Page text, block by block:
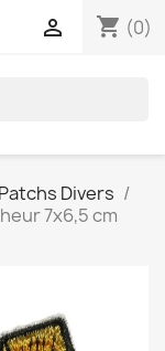
shopping_cart (0)

Patchs Divers
7x6,5 cm